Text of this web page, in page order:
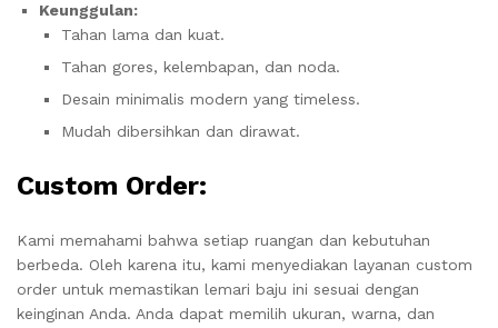
Keunggulan:
Tahan lama dan kuat.
Tahan gores, kelembapan, dan noda.
Desain minimalis modern yang timeless.
Mudah dibersihkan dan dirawat.
Custom Order:
Kami memahami bahwa setiap ruangan dan kebutuhan
berbeda. Oleh karena itu, kami menyediakan layanan custom
order untuk memastikan lemari baju ini sesuai dengan
keinginan Anda. Anda dapat memilih ukuran, warna, dan